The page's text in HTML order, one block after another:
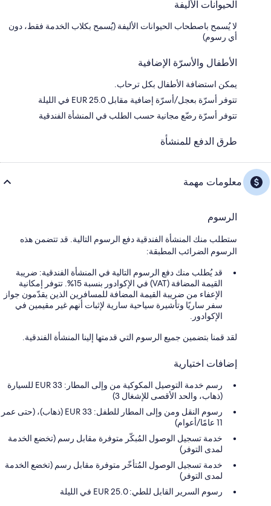
الحيوانات الأليفة
لا يُسمح باصطحاب الحيوانات الأليفة (يُسمح بكلاب الخدمة فقط، دون
أي رسوم)
الأطفال والأسرّة الإضافية
يمكن استضافة الأطفال بكل ترحاب.
تتوفر أسرّة بعجل/أسرّة إضافية مقابل EUR 25.0 في الليلة
تتوفر أسرّة رضّع مجانية حسب الطلب في المنشأة الفندقية
طرق الدفع للمنشأة
معلومات مهمة
الرسوم
ستطلب منك المنشأة الفندقية دفع الرسوم التالية. قد تتضمن هذه
الرسوم الضرائب المطبقة:
قد يُطلب منك دفع الرسوم التالية في المنشأة الفندقية: ضريبة
القيمة المضافة (VAT) في الإكوادور بنسبة 15%. تتوفر إمكانية
الإعفاء من ضريبة القيمة المضافة للمسافرين الذين يقدّمون جواز
سفر ساريًا وتأشيرة سياحية سارية لإثبات أنهم غير مقيمين في
الإكوادور.
لقد قمنا بتضمين جميع الرسوم التي قدمتها إلينا المنشأة الفندقية.
إضافات اختيارية
رسم خدمة التوصيل المكوكية من وإلى المطار: 33 EUR للسيارة
(ذهاب، والحد الأقصى للإشغال 3)
رسوم النقل ومن وإلى المطار للطفل: 33 EUR (ذهاب)، (حتى عمر
11 عامًا/أعوام)
خدمة تسجيل الوصول المُبكّر متوفرة مقابل رسم (تخضع الخدمة
لمدى التوفر)
خدمة تسجيل الوصول المُتأخّر متوفرة مقابل رسم (تخضع الخدمة
لمدى التوفر)
رسوم السرير القابل للطي: 25.0 EUR في الليلة